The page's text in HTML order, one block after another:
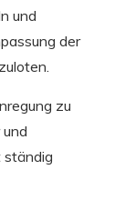
und
der
zu
ständig